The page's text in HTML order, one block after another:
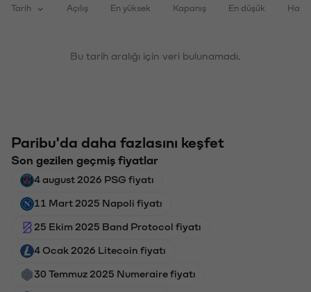
Tarih Açılış En yüksek Kapanış En düşük
Bu tarih aralığı için veri bulunamadı.
Paribu'da daha fazlasını keşfet
Son gezilen geçmiş fiyatlar
4 august 2026 PSG fiyatı
11 Mart 2025 Napoli fiyatı
25 Ekim 2025 Band Protocol fiyatı
4 Ocak 2026 Litecoin fiyatı
30 Temmuz 2025 Numeraire fiyatı